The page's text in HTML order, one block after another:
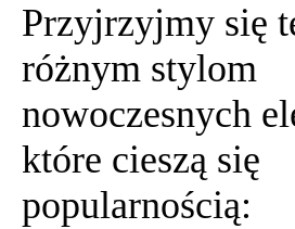
Przyjrzyjmy się
różnym stylom
nowoczesnych
które cieszą się
popularnością: